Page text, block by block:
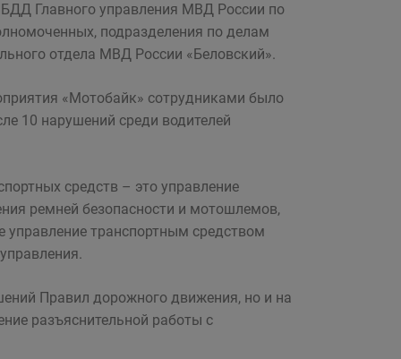
Главного управления МВД России по
подразделения по делам
отдела МВД России «Беловский».
«Мотобайк» сотрудниками было
10 нарушений среди водителей
средств – это управление
ремней безопасности и мотошлемов,
транспортным средством
Правил дорожного движения, но и на
разъяснительной работы с